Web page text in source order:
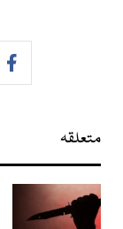
متعلقہ